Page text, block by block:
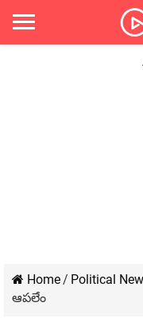
Home/ Political
ఆపలేం